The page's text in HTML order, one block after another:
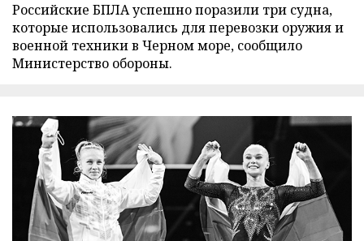
Российские БПЛА успешно поразили три судна,
которые использовались для перевозки оружия и
военной техники в Черном море, сообщило
Министерство обороны.